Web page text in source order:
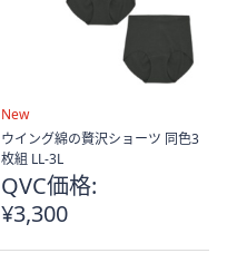
New
ウイング綿の贅沢ショーツ 同色3
枚組 LL-3L
QVC価格:
¥3,300